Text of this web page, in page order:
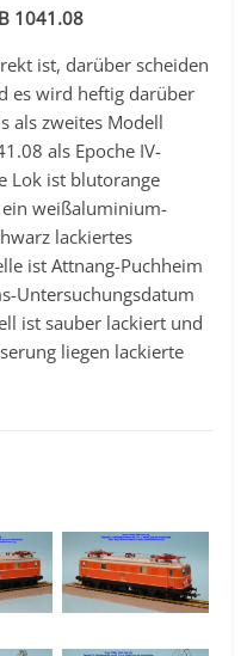
1041.08
ist, darüber scheiden
es wird heftig darüber
als zweites Modell
als Epoche IV-
Lok ist blutorange
weißaluminium-
lackiertes
ist Attnang-Puchheim
Untersuchungsdatum
ist sauber lackiert und
liegen lackierte